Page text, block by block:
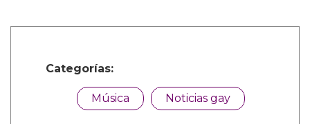
Categorías:
Música Noticias gay